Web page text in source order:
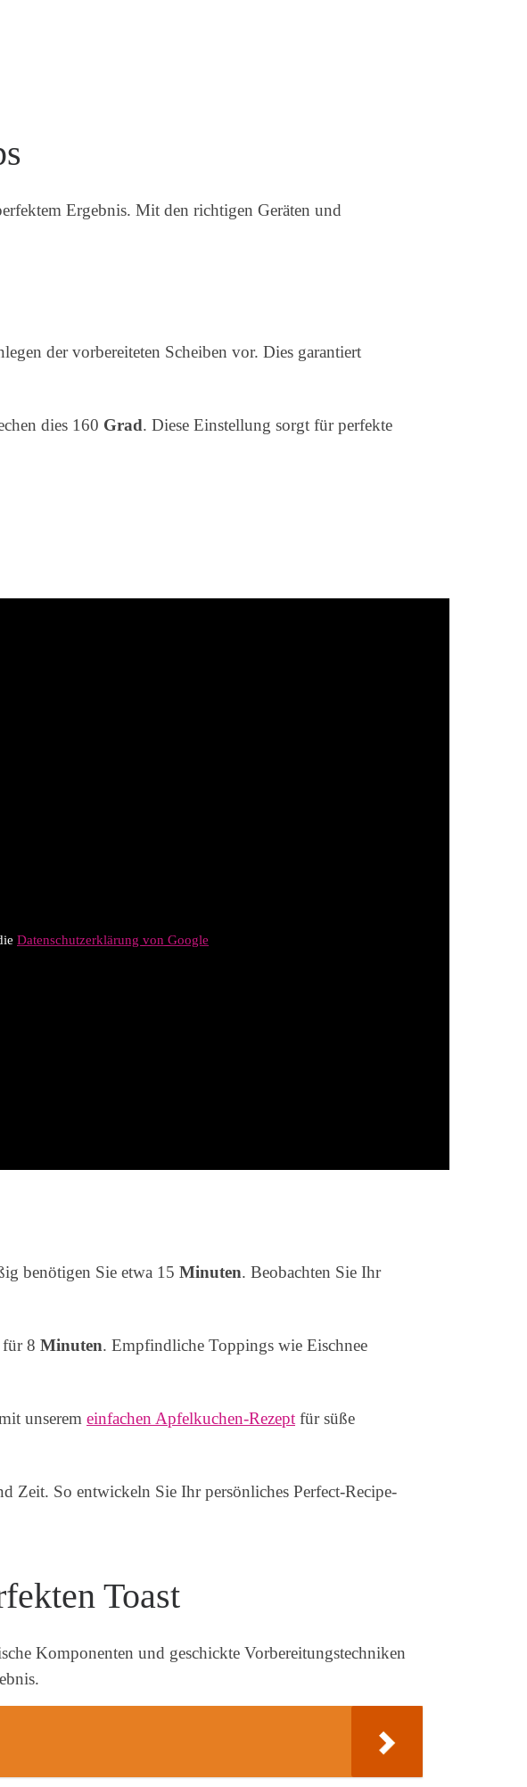
Ergebnis. Mit den richtigen Geräten und
der vorbereiteten Scheiben vor. Dies garantiert
dies 160 Grad. Diese Einstellung sorgt für perfekte
Datenschutzerklärung von Google
benötigen Sie etwa 15 Minuten. Beobachten Sie Ihr
für 8 Minuten. Empfindliche Toppings wie Eischnee
unserem einfachen Apfelkuchen-Rezept für süße
Zeit. So entwickeln Sie Ihr persönliches Perfect-Recipe-
Toast
Komponenten und geschickte Vorbereitungstechniken